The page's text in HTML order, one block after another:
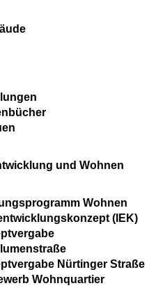
und Wohnen
Wohnen
(IEK)
Nürtinger Straße
Wohnquartier